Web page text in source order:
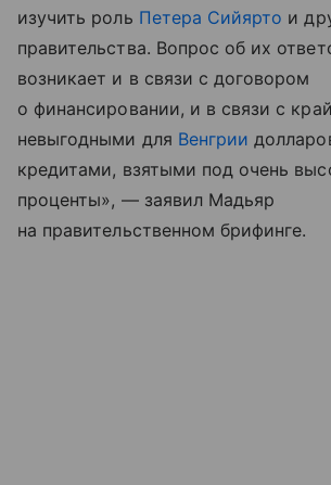
изучить роль Петера Сийярто и
правительства. Вопрос об их
возникает и в связи с договором
о финансировании, и в связи с
невыгодными для Венгрии
кредитами, взятыми под очень
проценты», — заявил Мадьяр
на правительственном брифинге.